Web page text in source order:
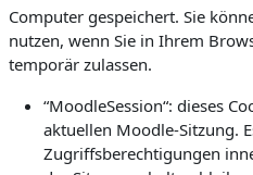
Computer gespeichert. Sie
nutzen, wenn Sie in Ihrem
temporär zulassen.
“MoodleSession“: dieses
aktuellen Moodle-Sitzung.
Zugriffsberechtigungen